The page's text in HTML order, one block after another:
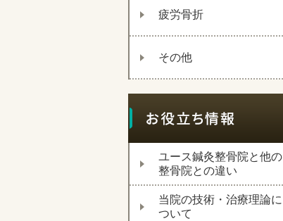
疲労骨折
その他
ユース鍼灸整骨院と他の
整骨院との違い
当院の技術・治療理論に
ついて